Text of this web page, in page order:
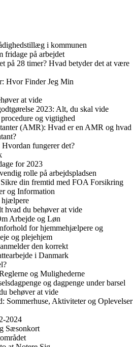
i kommunen
fridage på arbejdet
på 28 timer? Hvad betyder det at være
Hvor Finder Jeg Min
at vide
2023: Alt, du skal vide
og vigtighed
(AMR): Hvad er en AMR og hvad
Hvordan fungerer det?
for 2023
rolle på arbejdspladsen
din fremtid med FOA Forsikring
og Information
hjælpere
hvad du behøver at vide
Arbejde og Løn
for hjemmehjælpere og
og plejehjem
den korrekt
i Danmark
og Mulighederne
og dagpenge under barsel
behøver at vide
Sommerhuse, Aktiviteter og Oplevelser
2024
Sæsonkort